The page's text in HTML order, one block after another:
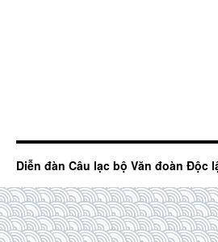
Diễn đàn Câu lạc bộ Văn đoàn Độc